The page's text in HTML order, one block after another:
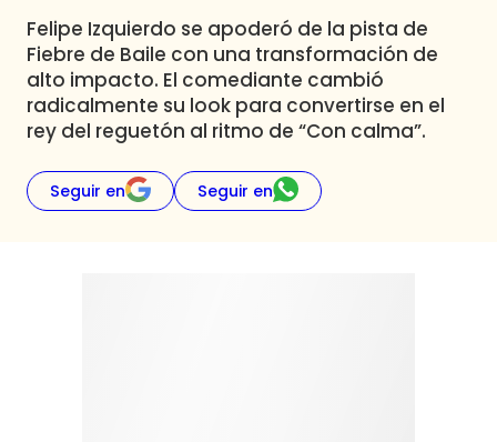
Felipe Izquierdo se apoderó de la pista de
Fiebre de Baile con una transformación de
alto impacto. El comediante cambió
radicalmente su look para convertirse en el
rey del reguetón al ritmo de “Con calma”.
Seguir en Seguir en
Todos Los Programas